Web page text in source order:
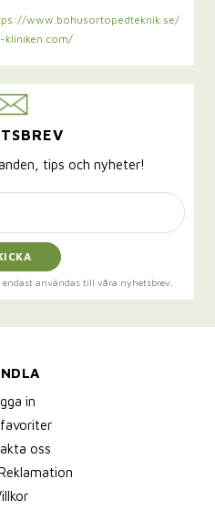
www.bohusortopedteknik.se/
tips och nyheter!
användas till våra nyhetsbrev.
in
oss